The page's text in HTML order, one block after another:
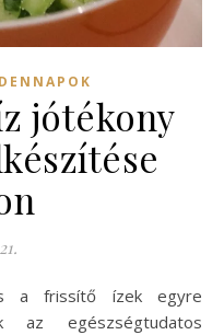
jótékony
az egészségtudatos